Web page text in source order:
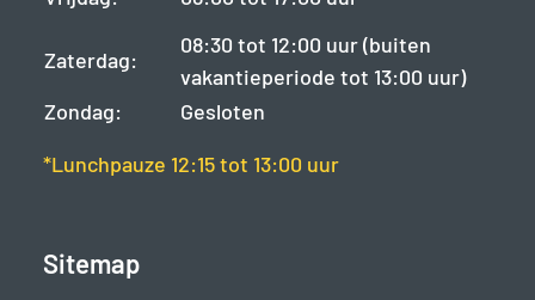
Zaterdag:
08:30 tot 12:00 uur (buiten
vakantieperiode tot 13:00 uur)
Zondag:
Gesloten
*Lunchpauze 12:15 tot 13:00 uur
Sitemap